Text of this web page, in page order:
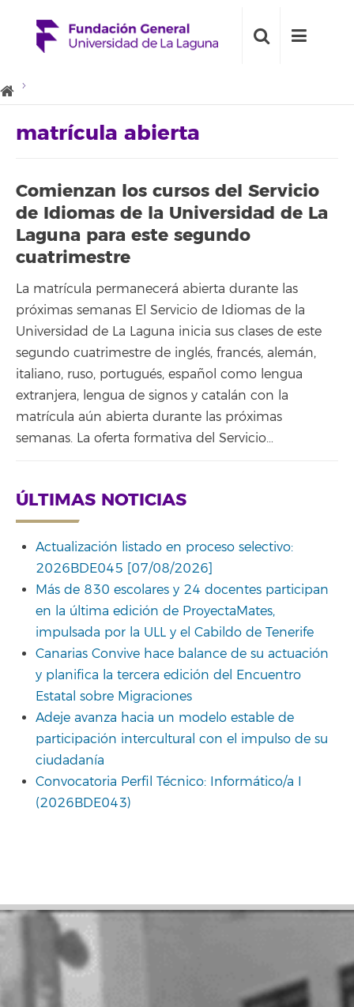
matrícula abierta
Comienzan los cursos del Servicio
de Idiomas de la Universidad de La
Laguna para este segundo
cuatrimestre
La matrícula permanecerá abierta durante las
próximas semanas El Servicio de Idiomas de la
Universidad de La Laguna inicia sus clases de este
segundo cuatrimestre de inglés, francés, alemán,
italiano, ruso, portugués, español como lengua
extranjera, lengua de signos y catalán con la
matrícula aún abierta durante las próximas
semanas. La oferta formativa del Servicio…
ÚLTIMAS NOTICIAS
Actualización listado en proceso selectivo:
2026BDE045 [07/08/2026]
Más de 830 escolares y 24 docentes participan
en la última edición de ProyectaMates,
impulsada por la ULL y el Cabildo de Tenerife
Canarias Convive hace balance de su actuación
y planifica la tercera edición del Encuentro
Estatal sobre Migraciones
Adeje avanza hacia un modelo estable de
participación intercultural con el impulso de su
ciudadanía
Convocatoria Perfil Técnico: Informático/a I
(2026BDE043)